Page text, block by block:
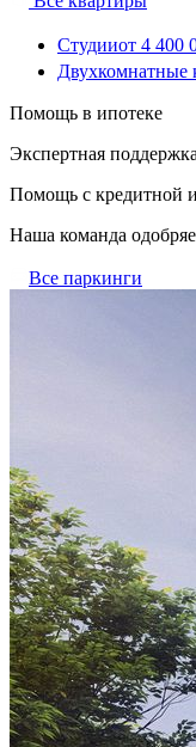
Студииот 4 400
Двухкомнатные
Помощь в ипотеке
Экспертная
Помощь с кредитной
Наша команда
Все паркинги